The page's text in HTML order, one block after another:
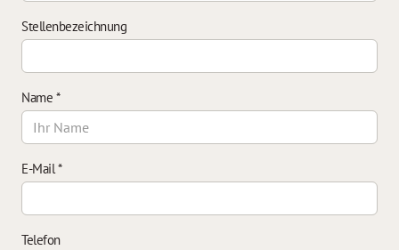
Stellenbezeichnung
Name *
E-Mail*
Telefon